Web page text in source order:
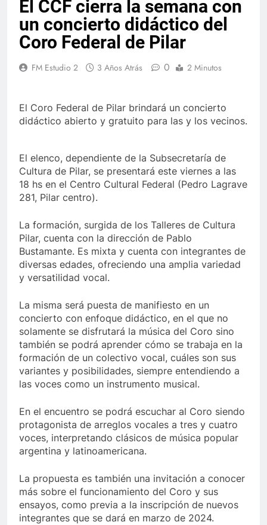
El CCF cierra la semana con
un concierto didáctico del
Coro Federal de Pilar
FM Estudio 2 3 Años Atrás 0 2 Minutos
El Coro Federal de Pilar brindará un concierto
didáctico abierto y gratuito para las y los vecinos.
El elenco, dependiente de la Subsecretaría de
Cultura de Pilar, se presentará este viernes a las
18 hs en el Centro Cultural Federal (Pedro Lagrave
281, Pilar centro).
La formación, surgida de los Talleres de Cultura
Pilar, cuenta con la dirección de Pablo
Bustamante. Es mixta y cuenta con integrantes de
diversas edades, ofreciendo una amplia variedad
y versatilidad vocal.
La misma será puesta de manifiesto en un
concierto con enfoque didáctico, en el que no
solamente se disfrutará la música del Coro sino
también se podrá aprender cómo se trabaja en la
formación de un colectivo vocal, cuáles son sus
variantes y posibilidades, siempre entendiendo a
las voces como un instrumento musical.
En el encuentro se podrá escuchar al Coro siendo
protagonista de arreglos vocales a tres y cuatro
voces, interpretando clásicos de música popular
argentina y latinoamericana.
La propuesta es también una invitación a conocer
más sobre el funcionamiento del Coro y sus
ensayos, como previa a la inscripción de nuevos
integrantes que se dará en marzo de 2024.